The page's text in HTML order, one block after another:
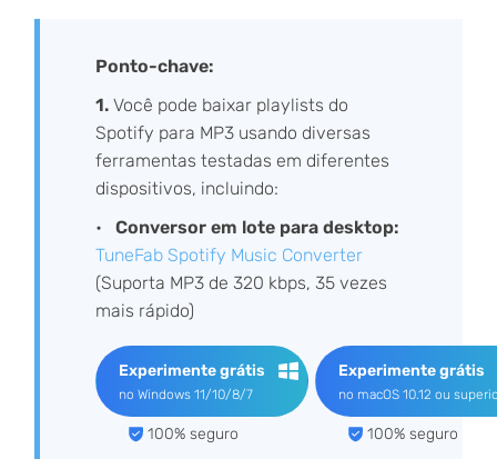
Ponto-chave:
1.Você pode baixar playlists do
Spotify para MP3 usando diversas
ferramentas testadas em diferentes
dispositivos, incluindo:
Conversor em lote para desktop:
TuneFab Spotify Music Converter
(Suporta MP3 de 320 kbps, 35 vezes
mais rápido)
Experimente grátis
no Windows 11/10/8/7
100% seguro
Experimente grátis
no macOS 10.12 ou
100% seguro